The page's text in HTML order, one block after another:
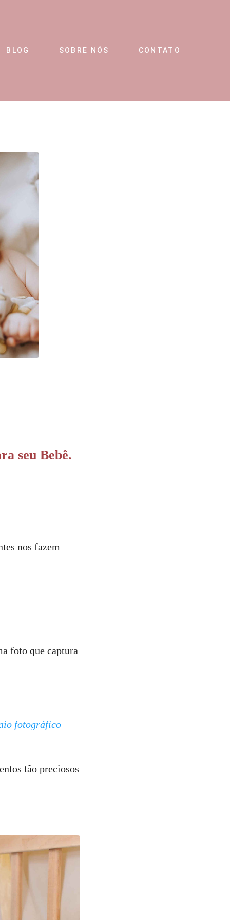
BLOG SOBRE NÓS CONTATO
seu Bebê.
nos fazem
foto que captura
fotográfico
tão preciosos